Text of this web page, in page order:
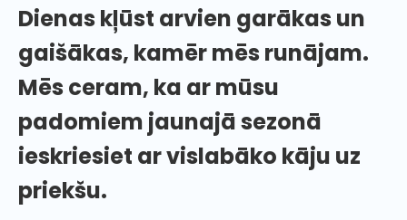
Dienas kļūst arvien garākas un
gaišākas, kamēr mēs runājam.
Mēs ceram, ka ar mūsu
padomiem jaunajā sezonā
ieskriesiet ar vislabāko kāju uz
priekšu.